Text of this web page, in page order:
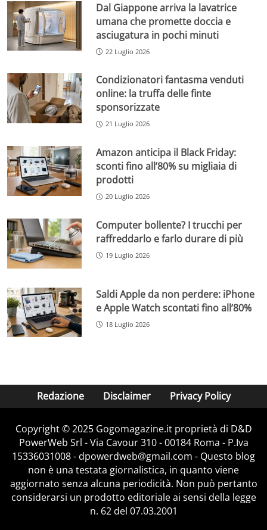
Dal Giappone arriva la lavatrice
umana che promette doccia e
asciugatura in pochi minuti
22 Luglio 2026
Condizionatori fantasma venduti
online: la truffa delle finte
sponsorizzate
21 Luglio 2026
Amazon anticipa il Black Friday:
sconti fino all’80% su migliaia di
prodotti
20 Luglio 2026
Computer bollente? I trucchi per
raffreddarlo e farlo durare di più
19 Luglio 2026
Saldi Apple da non perdere: iPhone
e Apple Watch scontati fino all’80%
18 Luglio 2026
Redazione Disclaimer Privacy Policy
Copyright © 2025 Gogomagazine.it proprietà di D&D
PowerWeb Srl - Via Cavour 310 - 00184 Roma - P.Iva
15336031008 - dpowerdweb@gmail.com - Questo blog
non è una testata giornalistica, in quanto viene
aggiornato senza alcuna periodicità. Non può pertanto
considerarsi un prodotto editoriale ai sensi della legge
n. 62 del 07.03.2001